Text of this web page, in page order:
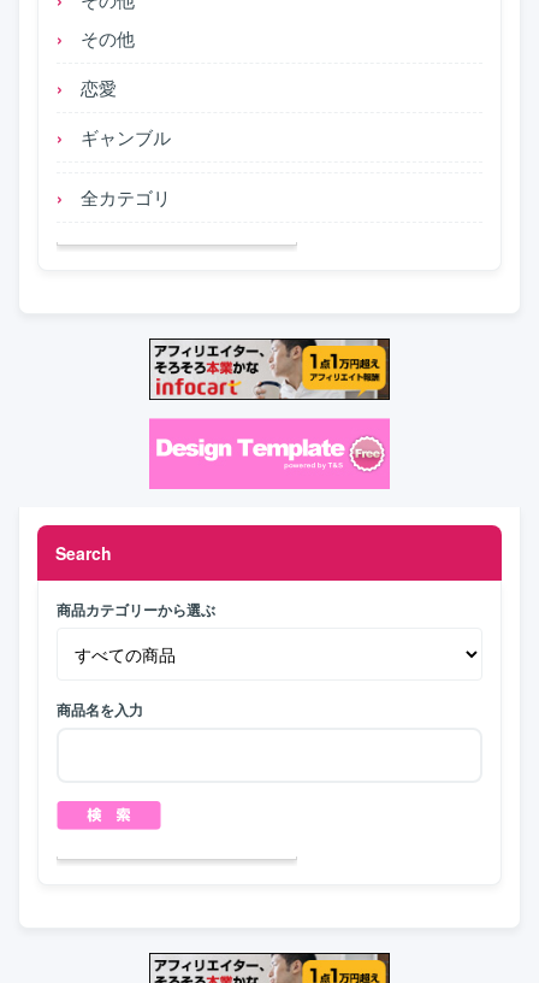
その他
恋愛
ギャンブル
全カテゴリ
Search
商品カテゴリーから選ぶ
商品名を入力